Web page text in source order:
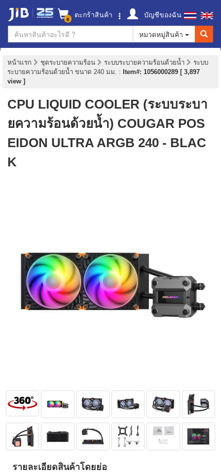
0 ตะกร้าสินค้า
บัญชีของฉัน
หมวดหมู่สินค้า
หน้าแรก ชุดระบายความร้อน ระบบระบายความร้อนด้วยน้ำ
ระบบ
ระบายความร้อนด้วยน้ำ ขนาด 240 มม. : Item#: 1056000289 [ 3,897
view ]
CPU LIQUID COOLER (ระบบระบา
ยความร้อนด้วยน้ำ) COUGAR POS
EIDON ULTRA ARGB 240 - BLAC
K
รายละเอียดสินค้าโดยย่อ